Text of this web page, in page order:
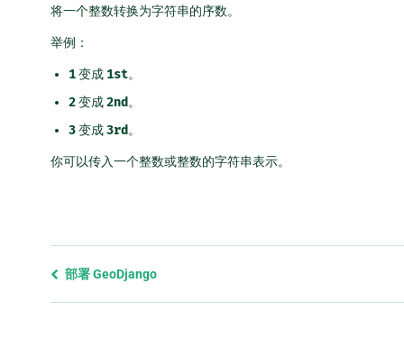
将一个整数转换为字符串的序数。
举例：
1变成 1st。
2变成2nd。
3变成3rd。
你可以传入一个整数或整数的字符串表示。
Previous
部署 GeoDjango